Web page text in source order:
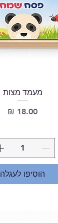
מעמד מצות
מחיר
הוסיפו לעגלה